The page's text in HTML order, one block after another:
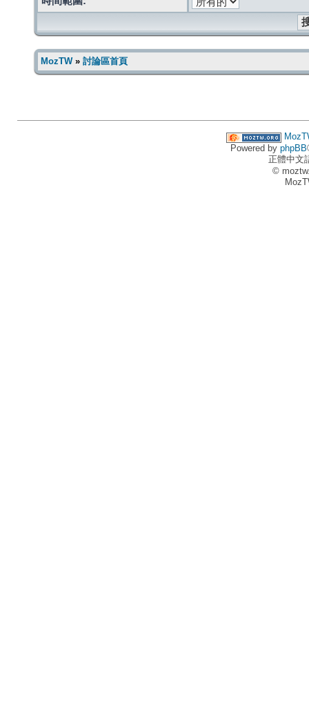
MozTW» 討論區首頁
Powered by phpBB
正體中文
©